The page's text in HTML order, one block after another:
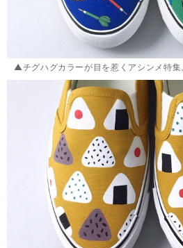
▲チグハグカラーが目を惹くアシンメ特集